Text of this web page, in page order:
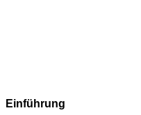
Einführung